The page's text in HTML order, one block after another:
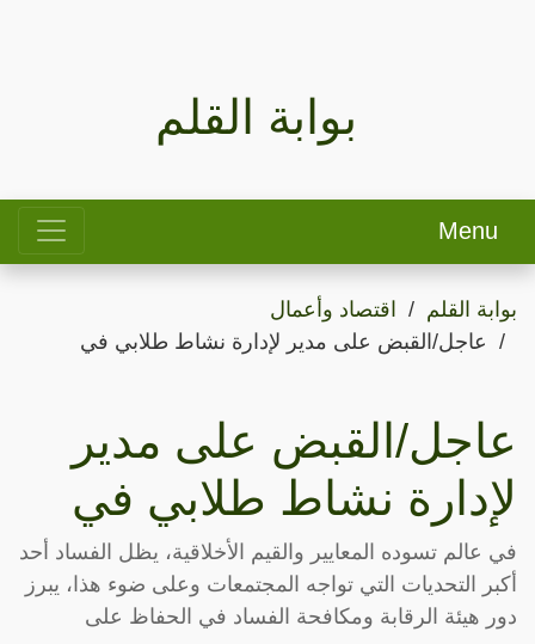
بوابة القلم
Menu
بوابة القلم
اقتصاد وأعمال
عاجل/القبض على مدير لإدارة نشاط طلابي في
عاجل/القبض على مدير
لإدارة نشاط طلابي في
في عالم تسوده المعايير والقيم الأخلاقية، يظل الفساد أحد
أكبر التحديات التي تواجه المجتمعات وعلى ضوء هذا، يبرز
دور هيئة الرقابة ومكافحة الفساد في الحفاظ على